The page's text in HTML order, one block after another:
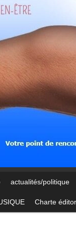
actualités/politique
Charte